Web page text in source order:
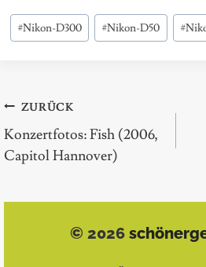
Schlagworte:
#Nikon-D300 #Nikon-D50 #
Beitragsnavigation
ZURÜCK
Konzertfotos: Fish (2006,
Capitol Hannover)
© 2026